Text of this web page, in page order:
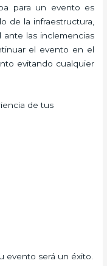
para un evento es
de la infraestructura,
las inclemencias
el evento en el
evitando cualquier
de tus
evento será un éxito.